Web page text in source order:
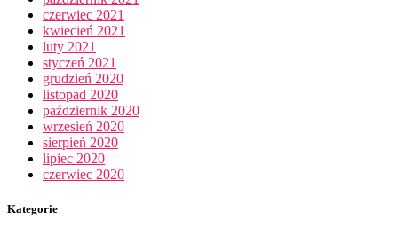
czerwiec 2021
kwiecień 2021
luty 2021
styczeń 2021
grudzień 2020
listopad 2020
październik 2020
wrzesień 2020
sierpień 2020
lipiec 2020
czerwiec 2020
Kategorie